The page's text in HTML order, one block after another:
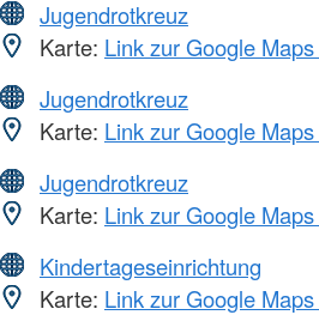
Jugendrotkreuz
Karte: Link zur Google
Jugendrotkreuz
Karte: Link zur Google
Jugendrotkreuz
Karte: Link zur Google
Kindertageseinrichtung
Karte: Link zur Google